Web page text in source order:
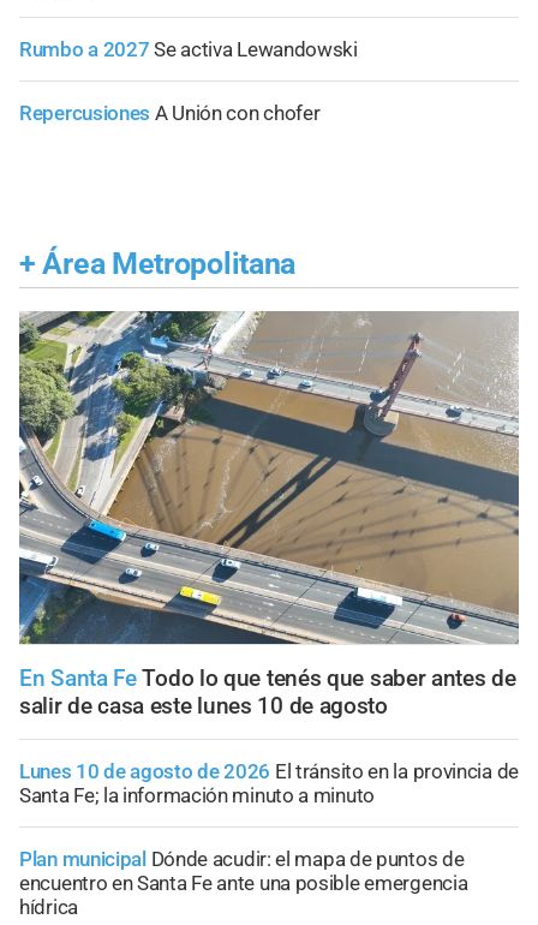
Rumbo a 2027 Se activa Lewandowski
Repercusiones A Unión con chofer
+ Área Metropolitana
En Santa FeTodo lo que tenés que saber antes de
salir de casa este lunes 10 de agosto
Lunes 10 de agosto de 2026 El tránsito en la provincia de
Santa Fe; la información minuto a minuto
Plan municipal Dónde acudir: el mapa de puntos de
encuentro en Santa Fe ante una posible emergencia
hídrica